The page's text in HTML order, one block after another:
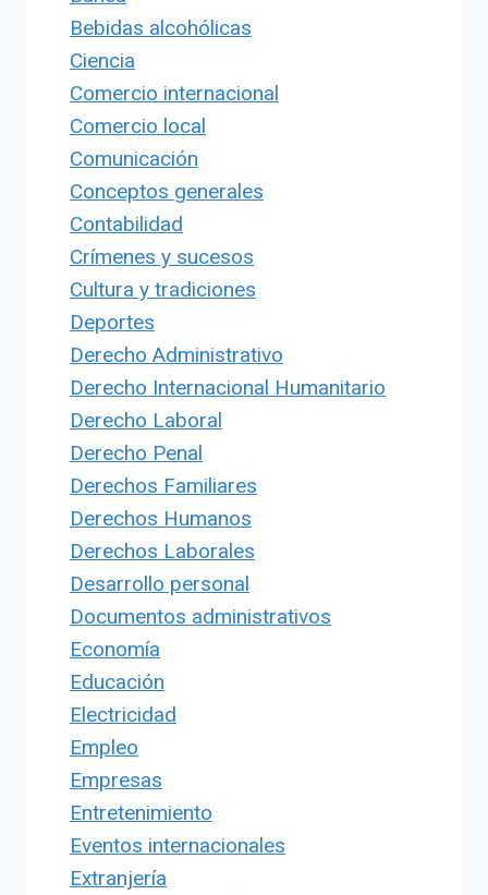
Bebidas alcohólicas
Ciencia
Comercio internacional
Comercio local
Comunicación
Conceptos generales
Contabilidad
Crímenes y sucesos
Cultura y tradiciones
Deportes
Derecho Administrativo
Derecho Internacional Humanitario
Derecho Laboral
Derecho Penal
Derechos Familiares
Derechos Humanos
Derechos Laborales
Desarrollo personal
Documentos administrativos
Economía
Educación
Electricidad
Empleo
Empresas
Entretenimiento
Eventos internacionales
Extranjería